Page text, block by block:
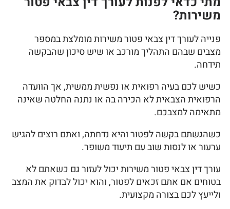
משירות?
פנייה לעורך דין צבאי פטור משירות מומלצת במספר
מצבים שבהם התהליך מורכב או שיש סיכון שהבקשה
תידחה.
כשיש לכם בעיה רפואית או נפשית ממשית, אך הוועדה
הרפואית הצבאית לא הכירה בה או נתנה החלטה שאינה
מתאימה למצבכם.
כשהגשתם בקשה לפטור והיא נדחתה, ואתם רוצים להגיש
ערעור או לנסות שוב עם תיעוד משופר.
עורך דין צבאי פטור משירות יכול לעזור גם כשאתם לא
בטוחים אם אתם זכאים לפטור, והוא יכול לבדוק את המצב
ולייעץ לכם בצורה מקצועית.